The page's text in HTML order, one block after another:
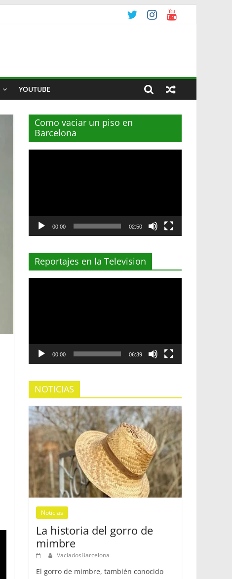
YOUTUBE
Como vaciar un piso en
Barcelona
00:00 02:50
Reportajes en la Television
00:00 06:39
NOTICIAS
Noticias
La historia del gorro de
mimbre
VaciadosBarcelona
El gorro de mimbre, también conocido